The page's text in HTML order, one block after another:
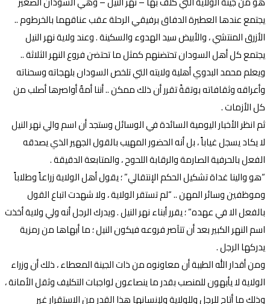
يجتمع عندها العطبرة الدفاق برفيقي الرحلة عقب عناقهما بالخرطوم ..
الأزرق المنتشي ، والأبيض سيد الهدوء والسكينة . وعند ولاية نهر النيل
يجتمع كل أهل السودان تحتضنهم كمثل ما تحتضن فروع النهر الثلاثة ..
ويعلم محمد البدوي أهلية ولايته التي تلخص السودان بلهجاته وسحناته
وأعراقه وثقافاته بوتقةً تقرر أن ذلك ممكن .. أننا أمةٌ أواصرها أصلب من
كل الأزمات .
ثم انظر الأخبار اليومية السائدة في الوسائل وستجد أن اسم والي نهر النيل
لا يكاد يسجل غياباً ، بل أنه الحضور المهيب بالقول الجهير الذي يصدقه
الفعل بالحرفية الصارمة والرقابة اللحوح ، والمتابعة الدقيقة .
“هو والينا غداة تشكيل الحكم الإنتقالي” ؛ يقول أهل الولاية زراعاً وطلاباً
وموظفين وسائر المهن .. “لم تستقر الولاية ، ولا شهدت اتباع القول
بالفعل الا في عهده” ؛ يقرر أبناء نهر النيل . ويدرك الرجل أنه ولي ولاية أخذت
اسم النهر الكبير بعد أن تتآصر فروعه فيكون النيل ؛ ما أبهاها من رمزية
يدركها الرجل .
ومن أقدار الله الطيبة أن معاونوه من ذات الجينة المعطاء ، ذلك أن وزراء
الولاية لا يأبهون للمنصب بقدر ما ينصاعون لواجبات التكليف وثقل الأمانة ،
وذلك ما أتاح للرجل وللولاية ولإنسانها هذا القدر من الاستقرار غير